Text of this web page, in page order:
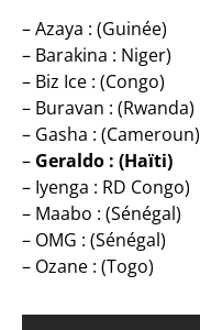
– Azaya : (Guinée)
– Barakina : Niger)
– Biz Ice : (Congo)
– Buravan : (Rwanda)
– Gasha : (Cameroun)
– Geraldo : (Haïti)
– Iyenga : RD Congo)
– Maabo : (Sénégal)
– OMG : (Sénégal)
– Ozane : (Togo)